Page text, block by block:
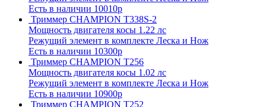
Есть в наличии 10010р
Триммер CHAMPION Т338S-2
Мощность двигателя косы 1.22 лс
Режущий элемент в комплекте Леска и Нож
Есть в наличии 10300р
Триммер CHAMPION Т256
Мощность двигателя косы 1.02 лс
Режущий элемент в комплекте Леска и Нож
Есть в наличии 10900р
Триммер CHAMPION Т252